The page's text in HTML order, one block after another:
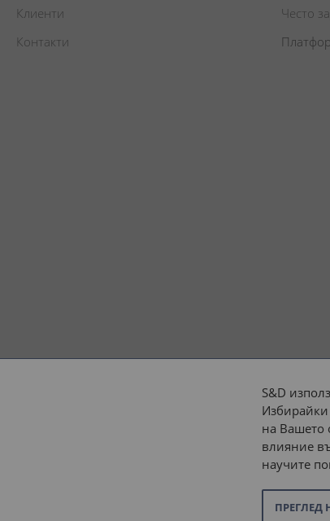
Клиенти
Контакти
Често
S&D
на Вашето
влияние
научите
ПРЕГЛЕД